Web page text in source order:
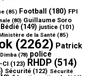
(85) Football (180) FPI
(80) Guillaume Soro
(149) justice (101)
de la Santé(85)
(2262) Patrick
(78) police
CI (123) RHDP(514)
Sécurité(122) Sécurité